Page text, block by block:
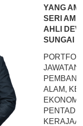
YANG
SERI
AHLI
SUNGAI
ALAM,